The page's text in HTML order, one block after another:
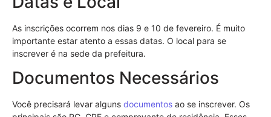
As inscrições ocorrem nos dias 9 e 10 de fevereiro. É muito
importante estar atento a essas datas. O local para se
inscrever é na sede da prefeitura.
Documentos Necessários
Você precisará levar alguns documentos ao se inscrever. Os